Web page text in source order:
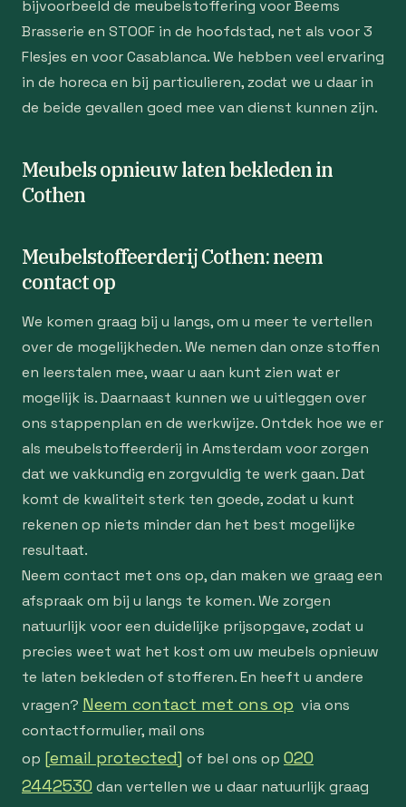
bijvoorbeeld de meubelstoffering voor Beems
Brasserie en STOOF in de hoofdstad, net als voor 3
Flesjes en voor Casablanca. We hebben veel ervaring
in de horeca en bij particulieren, zodat we u daar in
de beide gevallen goed mee van dienst kunnen zijn.
Meubels opnieuw laten bekleden in
Cothen
Meubelstoffeerderij Cothen: neem
contact op
We komen graag bij u langs, om u meer te vertellen
over de mogelijkheden. We nemen dan onze stoffen
en leerstalen mee, waar u aan kunt zien wat er
mogelijk is. Daarnaast kunnen we u uitleggen over
ons stappenplan en de werkwijze. Ontdek hoe we er
als meubelstoffeerderij in Amsterdam voor zorgen
dat we vakkundig en zorgvuldig te werk gaan. Dat
komt de kwaliteit sterk ten goede, zodat u kunt
rekenen op niets minder dan het best mogelijke
resultaat.
Neem contact met ons op, dan maken we graag een
afspraak om bij u langs te komen. We zorgen
natuurlijk voor een duidelijke prijsopgave, zodat u
precies weet wat het kost om uw meubels opnieuw
te laten bekleden of stofferen. En heeft u andere
vragen? Neem contact met ons op via ons
contactformulier, mail ons
op [email protected] of bel ons op 020
2442530 dan vertellen we u daar natuurlijk graag